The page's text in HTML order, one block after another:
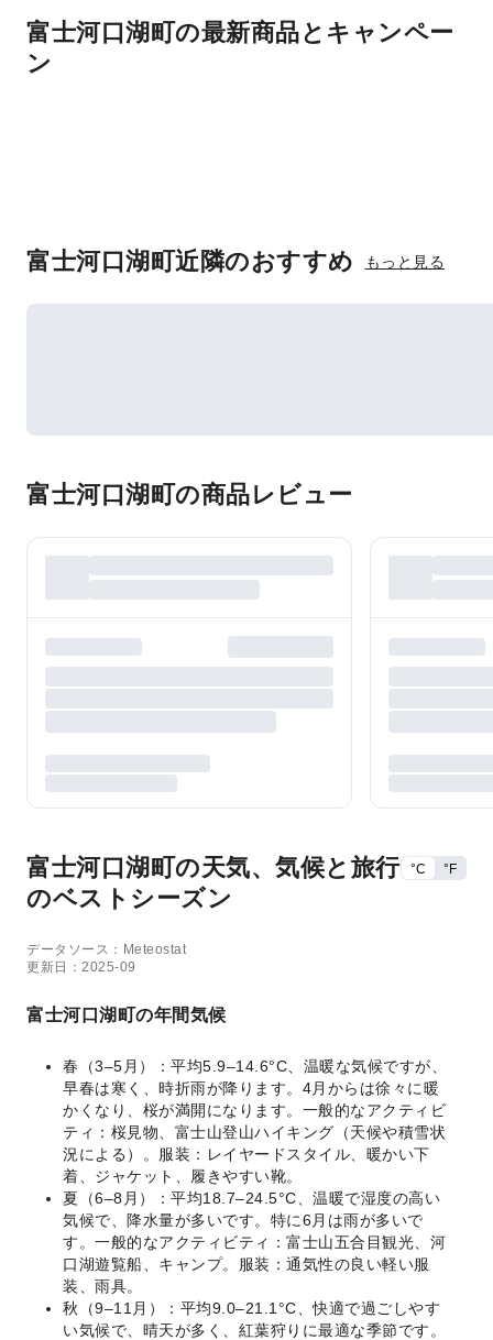
富士河口湖町の最新商品とキャンペー
ン
富士河口湖町近隣のおすすめ もっと見る
富士河口湖町の商品レビュー
富士河口湖町の天気、気候と旅行
のベストシーズン
°C °F
データソース：Meteostat
更新日：2025-09
富士河口湖町の年間気候
春（3–5月）：平均5.9–14.6°C、温暖な気候ですが、
早春は寒く、時折雨が降ります。4月からは徐々に暖
かくなり、桜が満開になります。一般的なアクティビ
ティ：桜見物、富士山登山ハイキング（天候や積雪状
況による）。服装：レイヤードスタイル、暖かい下
着、ジャケット、履きやすい靴。
夏（6–8月）：平均18.7–24.5°C、温暖で湿度の高い
気候で、降水量が多いです。特に6月は雨が多いで
す。一般的なアクティビティ：富士山五合目観光、河
口湖遊覧船、キャンプ。服装：通気性の良い軽い服
装、雨具。
秋（9–11月）：平均9.0–21.1°C、快適で過ごしやす
い気候で、晴天が多く、紅葉狩りに最適な季節です。